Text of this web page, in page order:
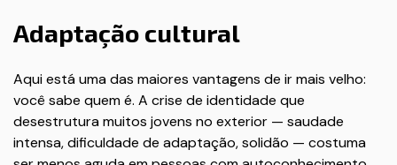
Adaptação cultural
Aqui está uma das maiores vantagens de ir mais velho:
você sabe quem é. A crise de identidade que
desestrutura muitos jovens no exterior — saudade
intensa, dificuldade de adaptação, solidão — costuma